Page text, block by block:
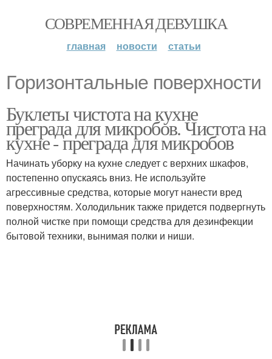
СОВРЕМЕННАЯ ДЕВУШКА
главная новости статьи
Горизонтальные поверхности
Буклеты чистота на кухне
преграда для микробов. Чистота на
кухне - преграда для микробов
Начинать уборку на кухне следует с верхних шкафов,
постепенно опускаясь вниз. Не используйте
агрессивные средства, которые могут нанести вред
поверхностям. Холодильник также придется подвергнуть
полной чистке при помощи средства для дезинфекции
бытовой техники, вынимая полки и ниши.